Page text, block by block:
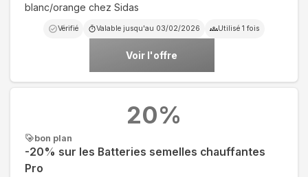
blanc/orange chez Sidas
Vérifié Valable jusqu'au 03/02/2026 Utilisé 1 fois
Voir l'offre
bon plan
-20% sur les Batteries semelles chauffantes
Pro
20%